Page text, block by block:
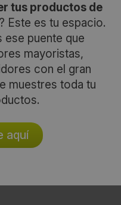
tus productos de
? Este es tu espacio.
puente que
mayoristas,
con el gran
muestres toda tu
aquí